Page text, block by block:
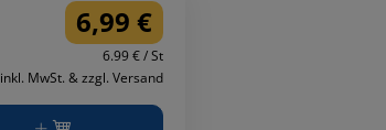
6,99 €
6.99 € / St
inkl. MwSt. & zzgl. Versand